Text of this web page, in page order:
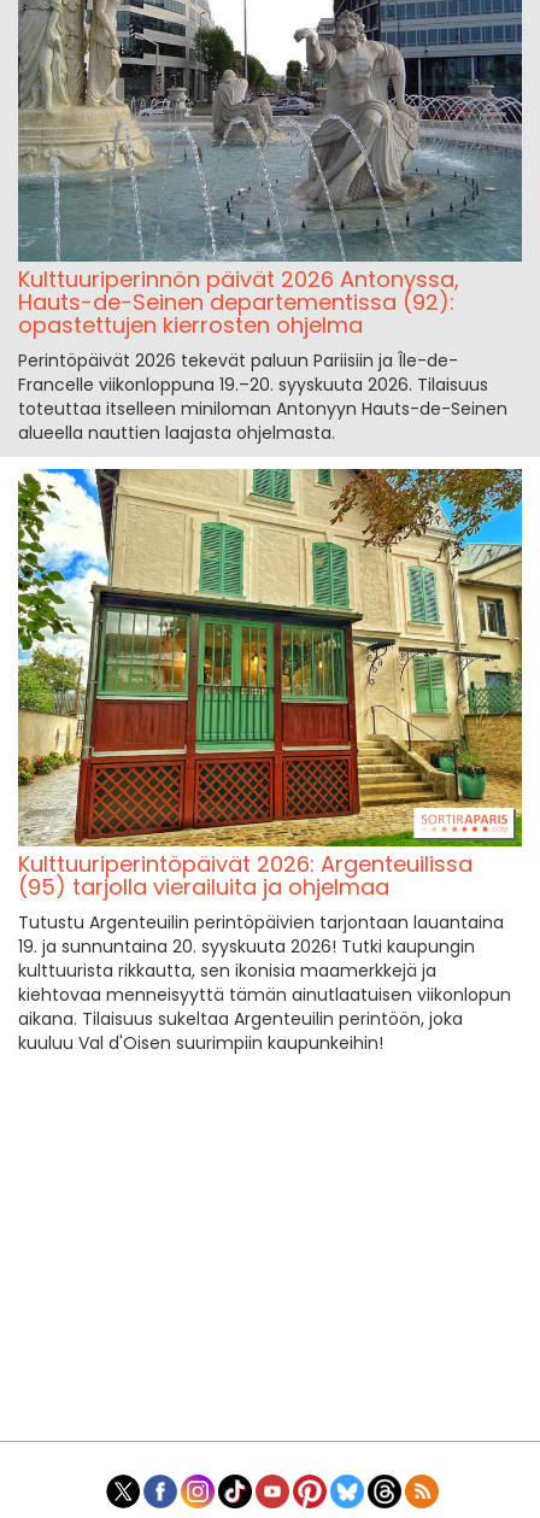
Kulttuuriperinnön päivät 2026 Antonyssa,
Hauts-de-Seinen departementissa (92):
opastettujen kierrosten ohjelma
Perintöpäivät 2026 tekevät paluun Pariisiin ja Île-de-
Francelle viikonloppuna 19.–20. syyskuuta 2026. Tilaisuus
toteuttaa itselleen miniloman Antonyyn Hauts-de-Seinen
alueella nauttien laajasta ohjelmasta.
Kulttuuriperintöpäivät 2026: Argenteuilissa
(95) tarjolla vierailuita ja ohjelmaa
Tutustu Argenteuilin perintöpäivien tarjontaan lauantaina
19. ja sunnuntaina 20. syyskuuta 2026! Tutki kaupungin
kulttuurista rikkautta, sen ikonisia maamerkkejä ja
kiehtovaa menneisyyttä tämän ainutlaatuisen viikonlopun
aikana. Tilaisuus sukeltaa Argenteuilin perintöön, joka
kuuluu Val d'Oisen suurimpiin kaupunkeihin!